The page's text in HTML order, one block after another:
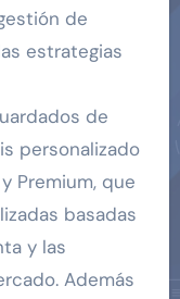
de
estrategias
de
personalizado
Premium, que
basadas
y las
Además